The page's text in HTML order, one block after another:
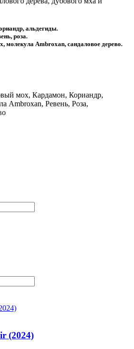
альдегиды.
роза.
молекула Ambroxan, сандаловое дерево.
мох, Кардамон, Кориандр,
Ambroxan, Ревень, Роза,
(2024)